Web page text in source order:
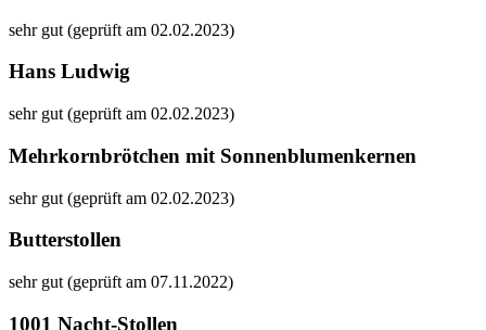
sehr gut (geprüft am 02.02.2023)
Hans Ludwig
sehr gut (geprüft am 02.02.2023)
Mehrkornbrötchen mit Sonnenblumenkernen
sehr gut (geprüft am 02.02.2023)
Butterstollen
sehr gut (geprüft am 07.11.2022)
1001 Nacht-Stollen